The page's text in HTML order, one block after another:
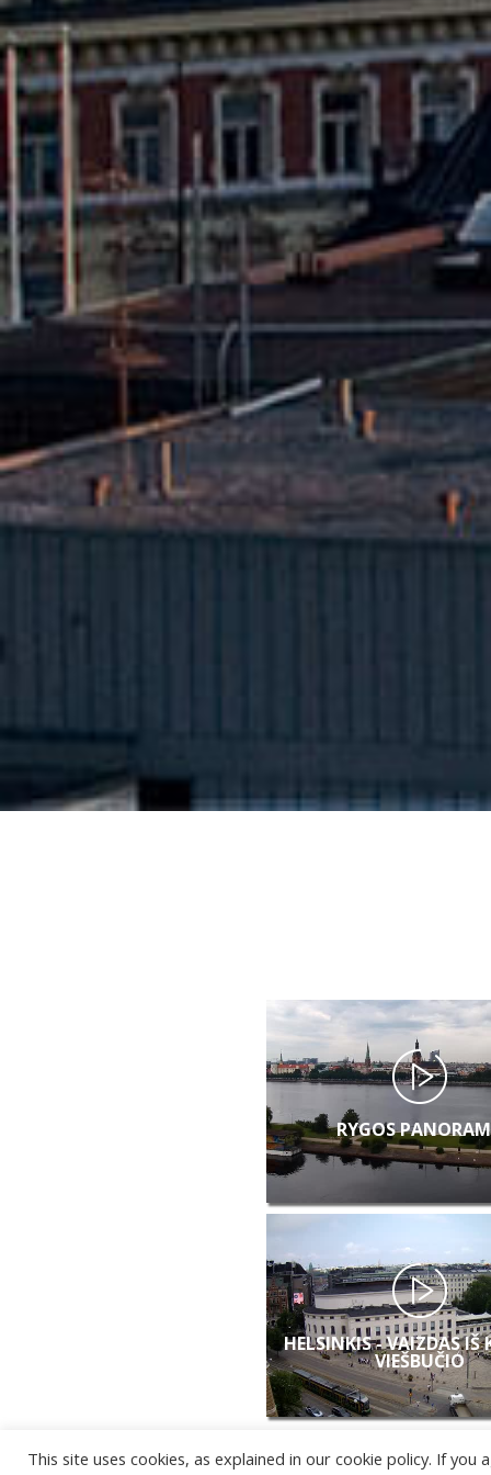
RYGOS
HELSINKIS - VAIZDAS IŠ
VIEŠBUČIO
This site uses cookies, as explained in our cookie policy. If